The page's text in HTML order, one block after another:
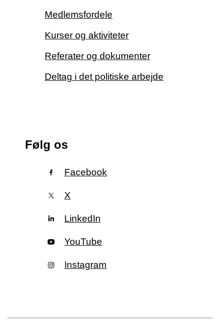
Medlemsfordele
Kurser og aktiviteter
Referater og dokumenter
Deltag i det politiske arbejde
Følg os
Facebook
X
LinkedIn
YouTube
Instagram